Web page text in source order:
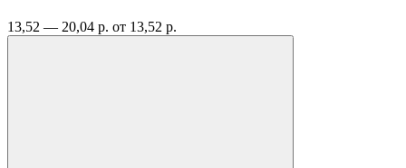
13,52 — 20,04 р. от 13,52 р.